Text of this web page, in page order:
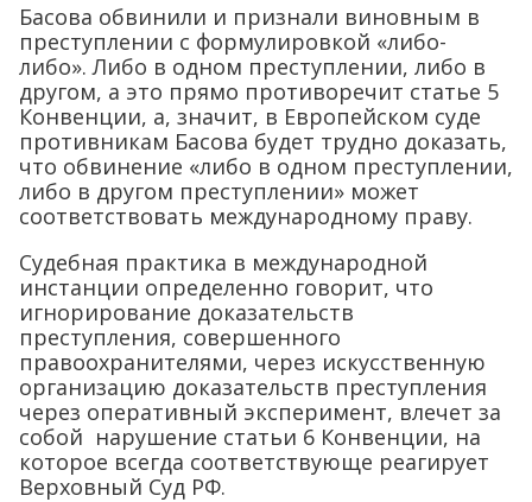
Басова обвинили и признали виновным в
преступлении с формулировкой «либо-
либо». Либо в одном преступлении, либо в
другом, а это прямо противоречит статье 5
Конвенции, а, значит, в Европейском суде
противникам Басова будет трудно доказать,
что обвинение «либо в одном преступлении,
либо в другом преступлении» может
соответствовать международному праву.
Судебная практика в международной
инстанции определенно говорит, что
игнорирование доказательств
преступления, совершенного
правоохранителями, через искусственную
организацию доказательств преступления
через оперативный эксперимент, влечет за
собой нарушение статьи 6 Конвенции, на
которое всегда соответствующе реагирует
Верховный Суд РФ.